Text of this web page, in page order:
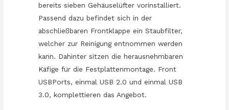
bereits sieben Gehäuselüfter vorinstalliert.
Passend dazu befindet sich in der
abschließbaren Frontklappe ein Staubfilter,
welcher zur Reinigung entnommen werden
kann. Dahinter sitzen die herausnehmbaren
Käfige für die Festplattenmontage. Front
USBPorts, einmal USB 2.0 und einmal USB
3.0, komplettieren das Angebot.